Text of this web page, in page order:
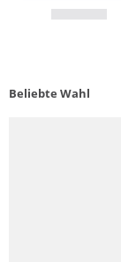
Beliebte Wahl